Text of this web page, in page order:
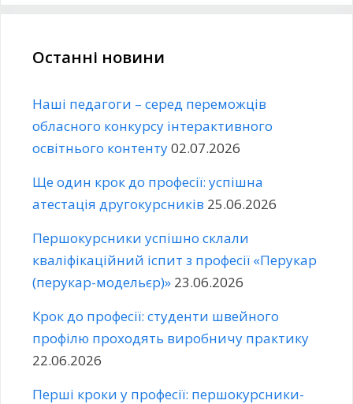
Останні новини
Наші педагоги – серед переможців
обласного конкурсу інтерактивного
освітнього контенту02.07.2026
Ще один крок до професії: успішна
атестація другокурсників 25.06.2026
Першокурсники успішно склали
кваліфікаційний іспит з професії «Перукар
(перукар-модельєр)» 23.06.2026
Крок до професії: студенти швейного
профілю проходять виробничу практику
22.06.2026
Перші кроки у професії: першокурсники-